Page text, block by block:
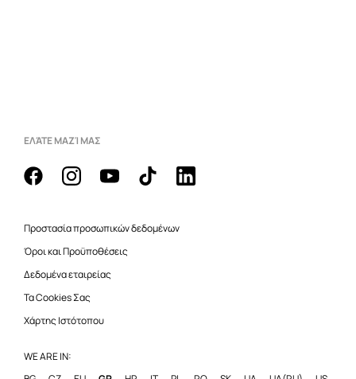
ΕΛΆΤΕ ΜΑΖΊ ΜΑΣ
Προστασία προσωπικών δεδομένων
Όροι και Προϋποθέσεις
Δεδομένα εταιρείας
Τα Cookies Σας
Χάρτης Ιστότοπου
WE ARE IN: